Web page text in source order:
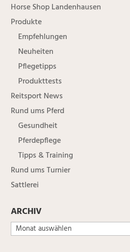
Horse Shop Landenhausen
Produkte
Empfehlungen
Neuheiten
Pflegetipps
Produkttests
Reitsport News
Rund ums Pferd
Gesundheit
Pferdepflege
Tipps & Training
Rund ums Turnier
Sattlerei
ARCHIV